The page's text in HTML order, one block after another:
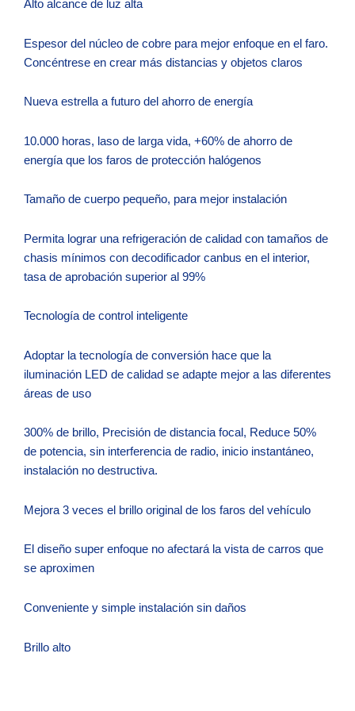
Alto alcance de luz alta
Espesor del núcleo de cobre para mejor enfoque en el faro.
Concéntrese en crear más distancias y objetos claros
Nueva estrella a futuro del ahorro de energía
10.000 horas, laso de larga vida, +60% de ahorro de
energía que los faros de protección halógenos
Tamaño de cuerpo pequeño, para mejor instalación
Permita lograr una refrigeración de calidad con tamaños de
chasis mínimos con decodificador canbus en el interior,
tasa de aprobación superior al 99%
Tecnología de control inteligente
Adoptar la tecnología de conversión hace que la
iluminación LED de calidad se adapte mejor a las diferentes
áreas de uso
300% de brillo, Precisión de distancia focal, Reduce 50%
de potencia, sin interferencia de radio, inicio instantáneo,
instalación no destructiva.
Mejora 3 veces el brillo original de los faros del vehículo
El diseño super enfoque no afectará la vista de carros que
se aproximen
Conveniente y simple instalación sin daños
Brillo alto